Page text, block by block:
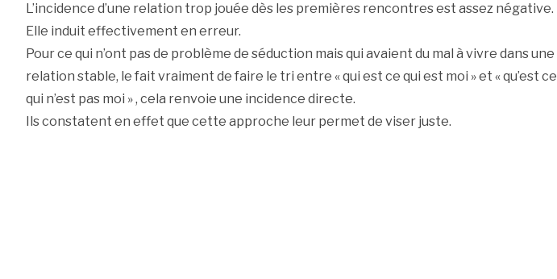
L’incidence d’une relation trop jouée dès les premières rencontres est assez négative.
Elle induit effectivement en erreur.
Pour ce qui n’ont pas de problème de séduction mais qui avaient du mal à vivre dans une
relation stable, le fait vraiment de faire le tri entre « qui est ce qui est moi » et « qu’est ce
qui n’est pas moi » , cela renvoie une incidence directe.
Ils constatent en effet que cette approche leur permet de viser juste.